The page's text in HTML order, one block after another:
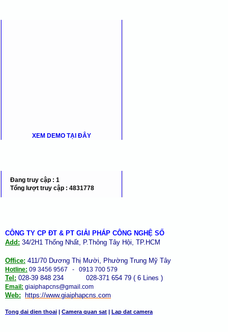
XEM DEMO TẠI ĐÂY
Đang truy cập : 1
Tổng lượt truy cập : 4831778
CÔNG TY CP ĐT & PT GIẢI PHÁP CÔNG NGHỆ SỐ
Add: 34/2H1 Thống Nhất, P.Thông Tây Hội, TP.HCM
Office: 411/70 Dương Thị Mười, Phường Trung Mỹ Tây
Hotline: 09 3456 9567 - 0913 700 579
Tel: 028-39 848 234 028-371 654 79 ( 6 Lines )
Email: giaiphapcns@gmail.com
Web: https://www.giaiphapcns.com
Tong dai dien thoai | Camera quan sat | Lap dat camera